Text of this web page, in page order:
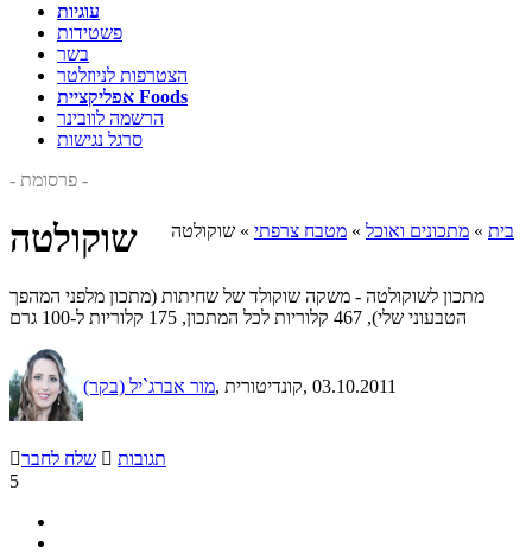
עוגיות
פשטידות
בשר
הצטרפות לניוזלטר
אפליקציית Foods
הרשמה לוובינר
סרגל נגישות
- פרסומת -
בית » מתכונים ואוכל » מטבח צרפתי » שוקולטה שוקולטה
מתכון לשוקולטה - משקה שוקולד של שחיתות (מתכון מלפני המהפך
הטבעוני שלי), 467 קלוריות לכל המתכון, 175 קלוריות ל-100 גרם
מור אברג`יל (בקר) , קונדיטורית, 03.10.2011
שלח לחבר  תגובות
5